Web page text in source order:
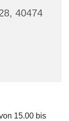
40474
15.00 bis